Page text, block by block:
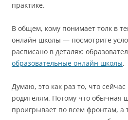
практике.
В общем, кому понимает толк в
онлайн школы — посмотрите
расписано в деталях:
образовательные онлайн школы.
Думаю, это как раз то, что
родителям. Потому что обычная
проигрывает по всем фронтам, а